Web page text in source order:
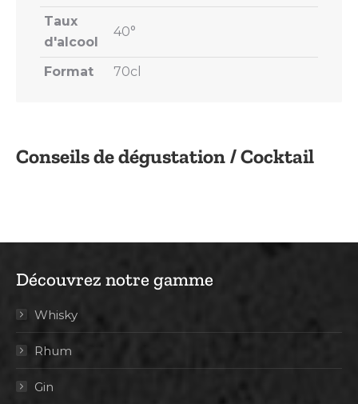
Conseils de dégustation / Cocktail
Taux
d'alcool
40°
Format 70cl
Découvrez notre gamme
Whisky
Rhum
Gin